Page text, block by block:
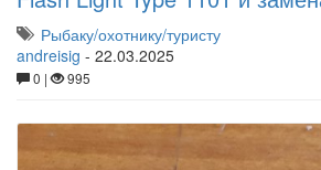
Рыбаку/охотнику/туристу
andreisig - 22.03.2025
0 | 995